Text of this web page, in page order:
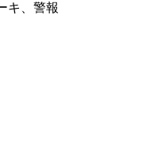
キ、警報